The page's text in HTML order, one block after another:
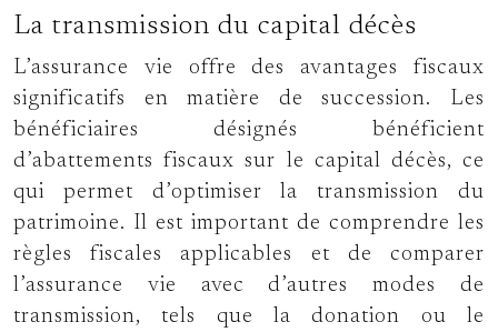
La transmission du capital décès
L’assurance vie offre des avantages fiscaux
significatifs en matière de succession. Les
bénéficiaires désignés bénéficient
d’abattements fiscaux sur le capital décès, ce
qui permet d’optimiser la transmission du
patrimoine. Il est important de comprendre les
règles fiscales applicables et de comparer
l’assurance vie avec d’autres modes de
transmission, tels que la donation ou le